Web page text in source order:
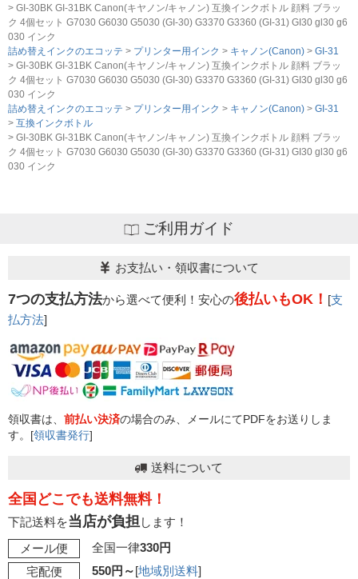
GI-30BK GI-31BK Canon(キヤノン/キャノン) 互換インクボトル 顔料 ブラッ
ク 4個セット G7030 G6030 G5030 (GI-30) G3370 G3360 (GI-31) GI30 gl30 g6
030 インク
詰め替えインクのエコッテ
プリンター用インク キャノン(Canon)
GI-31
GI-30BK GI-31BK Canon(キヤノン/キャノン) 互換インクボトル 顔料 ブラッ
ク 4個セット G7030 G6030 G5030 (GI-30) G3370 G3360 (GI-31) GI30 gl30 g6
030 インク
詰め替えインクのエコッテ
プリンター用インク キャノン(Canon)
GI-31
互換インクボトル
GI-30BK GI-31BK Canon(キヤノン/キャノン) 互換インクボトル 顔料 ブラッ
ク 4個セット G7030 G6030 G5030 (GI-30) G3370 G3360 (GI-31) GI30 gl30 g6
030 インク
ご利用ガイド
お支払い・領収書について
7つの支払方法から選べて便利！安心の後払いもOK！ [支
払方法]
領収書は、 前払い決済の場合のみ、メールにてPDFをお送りしま
す。[領収書発行]
送料について
全国どこでも送料無料！
下記送料を当店が負担します！
メール便
全国一律330円
宅配便
550円～[地域別送料]